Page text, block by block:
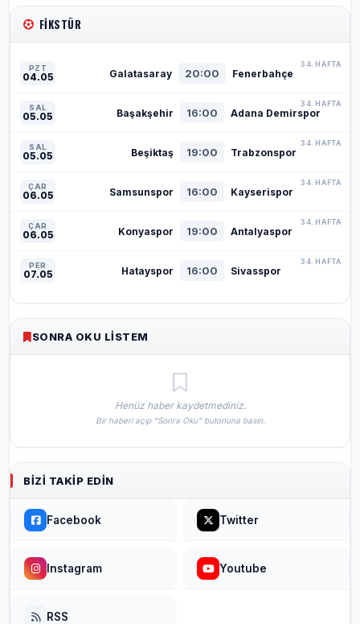
FIKSTÜR
PZT
04.05 Galatasaray 20:00 Fenerbahçe
34. HAFTA
SAL
05.05 Başakşehir 16:00 Adana Demirspor
34. HAFTA
SAL
05.05 Beşiktaş 19:00 Trabzonspor
34. HAFTA
ÇAR
06.05 Samsunspor 16:00 Kayserispor
34. HAFTA
ÇAR
06.05 Konyaspor 19:00 Antalyaspor
34. HAFTA
PER
07.05 Hatayspor 16:00 Sivasspor
34. HAFTA
SONRA OKU LISTEM
Henüz haber kaydetmediniz.
Bir haberi açıp "Sonra Oku" butonuna basın.
BIZI TAKIP EDIN
Facebook Twitter
Instagram Youtube
RSS